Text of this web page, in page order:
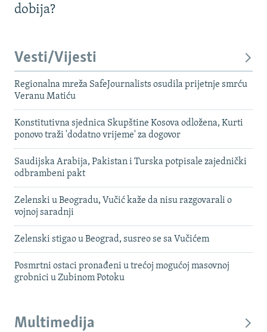
dobija?
Vesti/Vijesti
Regionalna mreža SafeJournalists osudila prijetnje smrću
Veranu Matiću
Konstitutivna sjednica Skupštine Kosova odložena, Kurti
ponovo traži 'dodatno vrijeme' za dogovor
Saudijska Arabija, Pakistan i Turska potpisale zajednički
odbrambeni pakt
Zelenski u Beogradu, Vučić kaže da nisu razgovarali o
vojnoj saradnji
Zelenski stigao u Beograd, susreo se sa Vučićem
Posmrtni ostaci pronađeni u trećoj mogućoj masovnoj
grobnici u Zubinom Potoku
Multimedija